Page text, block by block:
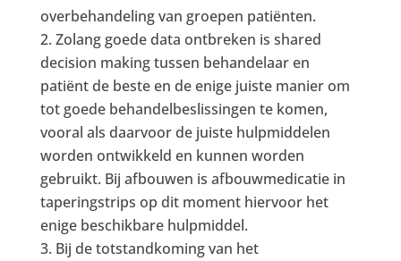
overbehandeling van groepen patiënten.
Zolang goede data ontbreken is shared
decision making tussen behandelaar en
patiënt de beste en de enige juiste manier om
tot goede behandelbeslissingen te komen,
vooral als daarvoor de juiste hulpmiddelen
worden ontwikkeld en kunnen worden
gebruikt. Bij afbouwen is afbouwmedicatie in
taperingstrips op dit moment hiervoor het
enige beschikbare hulpmiddel.
Bij de totstandkoming van het